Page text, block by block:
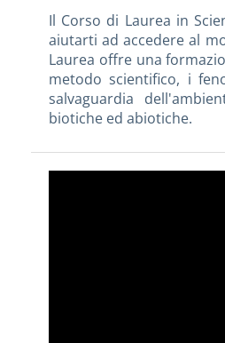
Il Corso di Laurea in
aiutarti ad accedere al
Laurea offre una
metodo scientifico, i
salvaguardia
biotiche ed abiotiche.